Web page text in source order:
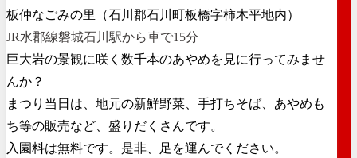
板仲なごみの里（石川郡石川町板橋字柿木平地内）
JR水郡線磐城石川駅から車で15分
巨大岩の景観に咲く数千本のあやめを見に行ってみませ
んか？
まつり当日は、地元の新鮮野菜、手打ちそば、あやめも
ち等の販売など、盛りだくさんです。
入園料は無料です。是非、足を運んでください。